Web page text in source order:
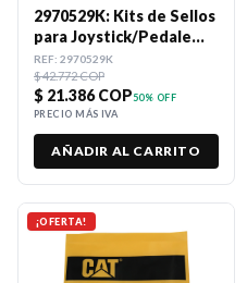
2970529K: Kits de Sellos
para Joystick/Pedale
Caterpillar
REF: 2970529K
$ 42.772 COP
$ 21.386 COP50% OFF
PRECIO MÁS IVA
AÑADIR AL CARRITO
¡OFERTA!